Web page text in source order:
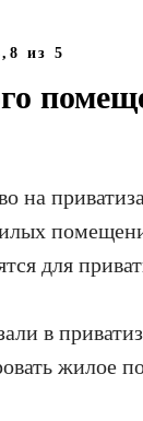
из 5
на
для
в
жилое